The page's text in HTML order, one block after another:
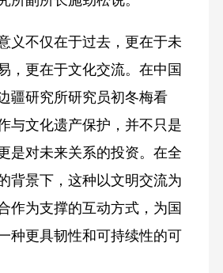
不仅在于过去，更在于未
，更在于文化交流。在中国
疆研究所研究员初冬梅看
与文化遗产保护，并不只是
是对未来关系的投资。在全
背景下，这种以文明交流为
作为支撑的互动方式，为国
种更具韧性和可持续性的可